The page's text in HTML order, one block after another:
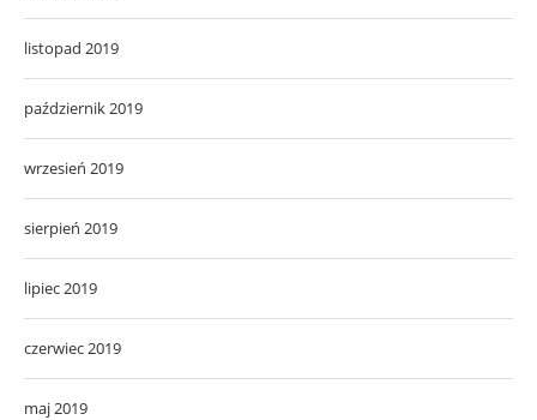
listopad 2019
październik 2019
wrzesień 2019
sierpień 2019
lipiec 2019
czerwiec 2019
maj 2019